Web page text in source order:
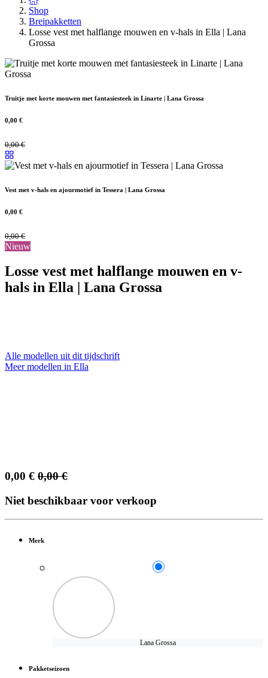
Shop
Breipakketten
Losse vest met halflange mouwen en v-hals in Ella | Lana
Grossa
Truitje met korte mouwen met fantasiesteek in Linarte | Lana Grossa
0,00 €
0,00€
Vest met v-hals en ajourmotief in Tessera | Lana Grossa
0,00 €
0,00€
Nieuw
Losse vest met halflange mouwen en v-
hals in Ella | Lana Grossa
Alle modellen uit dit tijdschrift
Meer modellen in Ella
0,00 € 0,00€
Niet beschikbaar voor verkoop
Merk
Lana Grossa
Pakketseizoen